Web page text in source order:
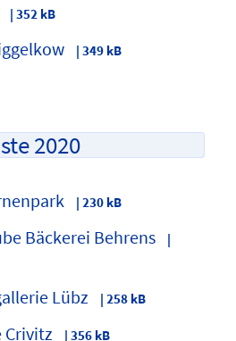
| 352 kB
| 349 kB
2020
| 230 kB
Bäckerei Behrens
|
Lübz | 258 kB
Crivitz | 356 kB